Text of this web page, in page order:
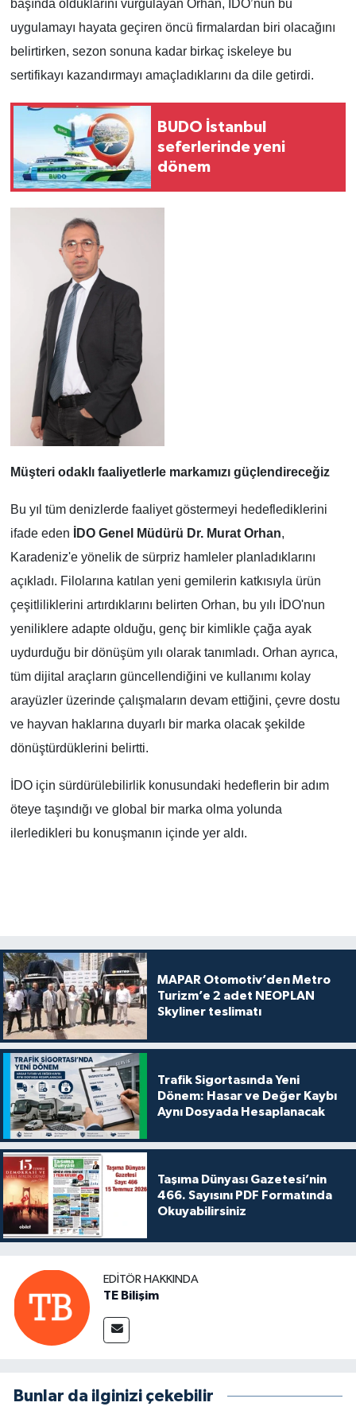
başında olduklarını vurgulayan Orhan, İDO’nun bu
uygulamayı hayata geçiren öncü firmalardan biri olacağını
belirtirken, sezon sonuna kadar birkaç iskeleye bu
sertifikayı kazandırmayı amaçladıklarını da dile getirdi.
BUDO İstanbul
seferlerinde yeni
dönem
Müşteri odaklı faaliyetlerle markamızı güçlendireceğiz
Bu yıl tüm denizlerde faaliyet göstermeyi hedeflediklerini
ifade eden
İDO Genel Müdürü Dr. Murat Orhan,
Karadeniz'e yönelik de sürpriz hamleler planladıklarını
açıkladı. Filolarına katılan yeni gemilerin katkısıyla ürün
çeşitliliklerini artırdıklarını belirten Orhan, bu yılı İDO'nun
yeniliklere adapte olduğu, genç bir kimlikle çağa ayak
uydurduğu bir dönüşüm yılı olarak tanımladı. Orhan ayrıca,
tüm dijital araçların güncellendiğini ve kullanımı kolay
arayüzler üzerinde çalışmaların devam ettiğini, çevre dostu
ve hayvan haklarına duyarlı bir marka olacak şekilde
dönüştürdüklerini belirtti.
İDO için sürdürülebilirlik konusundaki hedeflerin bir adım
öteye taşındığı ve global bir marka olma yolunda
ilerledikleri bu konuşmanın içinde yer aldı.
MAPAR Otomotiv’den Metro
Turizm’e 2 adet NEOPLAN
Skyliner teslimatı
Trafik Sigortasında Yeni
Dönem: Hasar ve Değer Kaybı
Aynı Dosyada Hesaplanacak
Taşıma Dünyası Gazetesi’nin
466. Sayısını PDF Formatında
Okuyabilirsiniz
EDITÖR HAKKINDA
TE Bilişim
Bunlar da ilginizi çekebilir